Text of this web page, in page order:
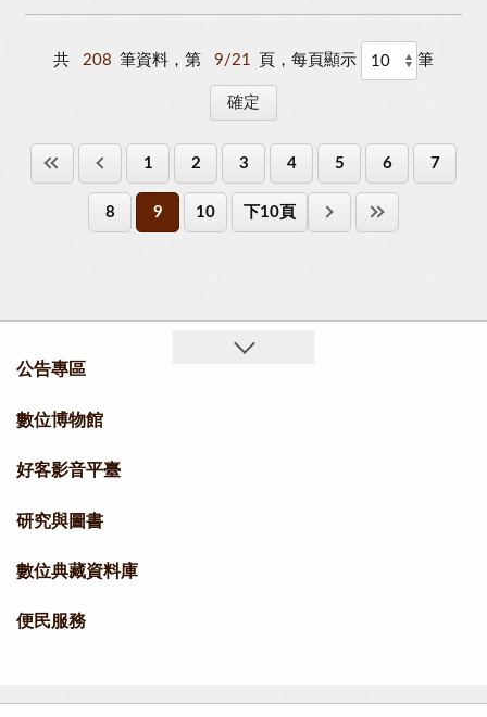
共 208 筆資料，第 9/21 頁，每頁顯示 筆
1 2 3 4 5 6 7
8 9 10 下10頁
公告專區
數位博物館
好客影音平臺
研究與圖書
數位典藏資料庫
便民服務